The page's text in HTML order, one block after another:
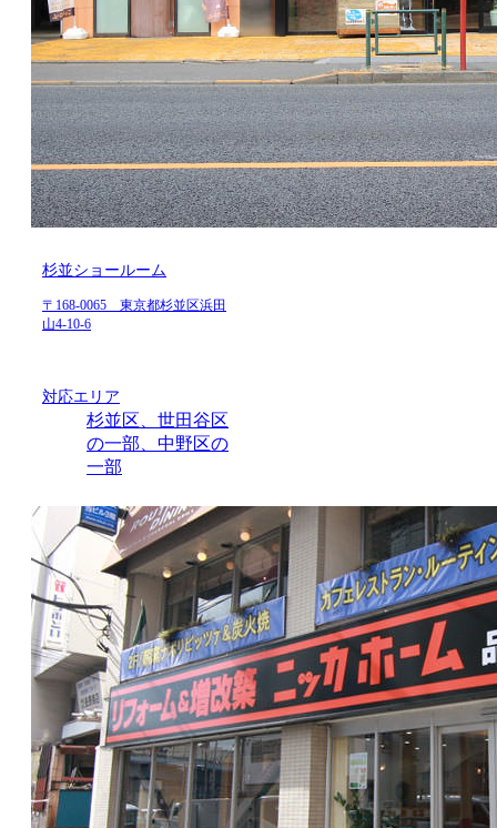
杉並ショールーム
〒168-0065 東京都杉並区浜田
山4-10-6
対応エリア
杉並区、世田谷区
の一部、中野区の
一部